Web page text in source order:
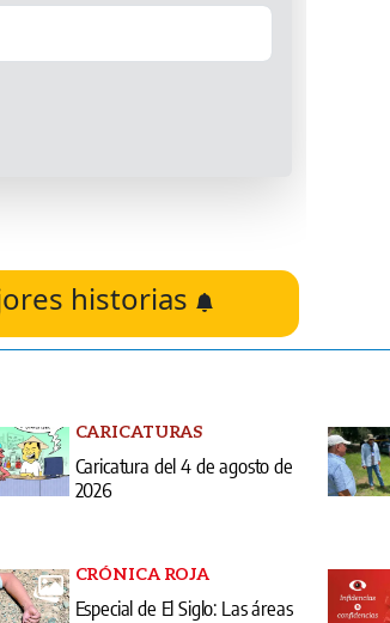
historias
CARICATURAS
Caricatura del 4 de agosto de
2026
CRÓNICA ROJA
Especial de El Siglo: Las áreas